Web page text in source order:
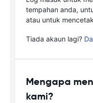
tempahan anda,
atau untuk
Tiada akaun lagi?
Mengapa
kami?